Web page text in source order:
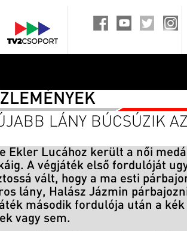
LÁNY BÚCSÚZIK
Ekler Lucához került a női
A végjáték első fordulóját
vált, hogy a ma esti
lány, Halász Jázmin
második fordulója után a
vagy sem.